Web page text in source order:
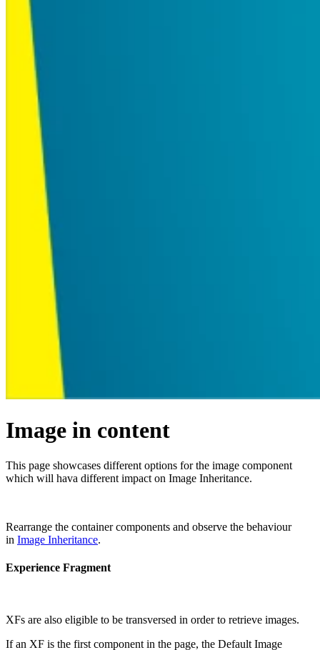
Image in content
This page showcases different options for the image component
which will hava different impact on Image Inheritance.
Rearrange the container components and observe the behaviour
in Image Inheritance.
Experience Fragment
XFs are also eligible to be transversed in order to retrieve images.
If an XF is the first component in the page, the Default Image